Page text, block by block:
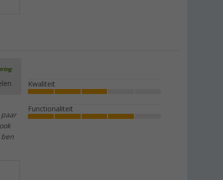
Kwaliteit
Functionaliteit